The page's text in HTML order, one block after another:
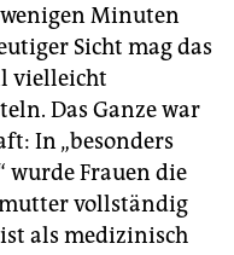
Minuten
Sicht mag das
vielleicht
Das Ganze war
In „besonders
wurde Frauen die
vollständig
als medizinisch